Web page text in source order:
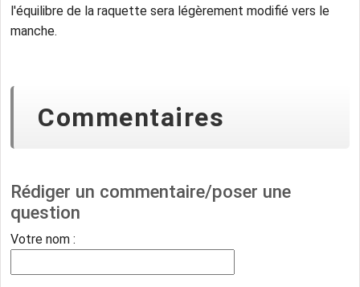
l'équilibre de la raquette sera légèrement modifié vers le
manche.
Commentaires
Rédiger un commentaire/poser une
question
Votre nom :